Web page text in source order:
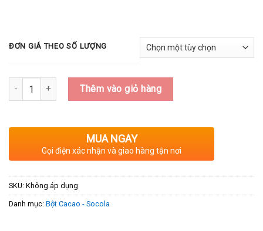
ĐƠN GIÁ THEO SỐ LƯỢNG
Số lượng Thêm vào giỏ hàng
MUA NGAY
Gọi điện xác nhận và giao hàng tận nơi
SKU: Không áp dụng
Danh mục: Bột Cacao - Socola